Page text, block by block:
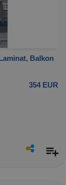
Balkon
354 EUR